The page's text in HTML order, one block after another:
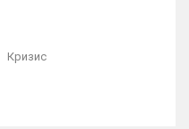
Кризис